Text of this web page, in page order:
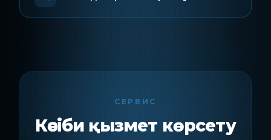
СЕРВИС
Кәсіби қызмет көрсету